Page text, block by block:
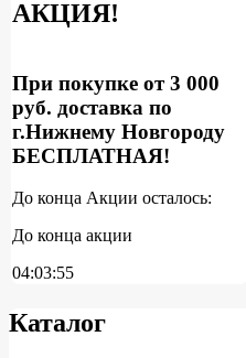
АКЦИЯ!
При покупке от 3 000
руб. доставка по
г.Нижнему Новгороду
БЕСПЛАТНАЯ!
До конца Акции осталось:
До конца акции
04:03:54
Каталог